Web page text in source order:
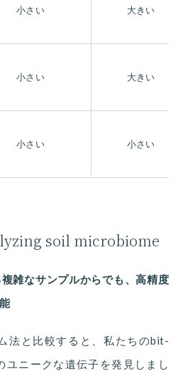
小さい 大きい
小さい 大きい
小さい 小さい
soil microbiome
雑なサンプルからでも、高精度
法と比較すると、私たちのbit-
ユニークな遺伝子を発見しまし